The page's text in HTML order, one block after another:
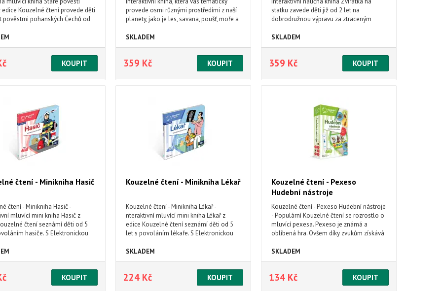
edice Kouzelné čtení provede děti
pověstmi pohanských Čechů od
z pověstí, seznámí se s
poslechnou si poutavé
a zvuky. Samozřejmě nechybí ani
kvízy ve 3 obtížnostech, které
nabyté znalosti. Kniha Staré
provede osmi různými prostředími z naší
planety, jako je les, savana, poušť, moře a
hercem Otakarem Brouskem ml.
Obsahuje přes 900 zvuků a textů.
SKLADEM
359 Kč
statku zavede děti již od 2 let na
dobrodružnou výpravu za ztraceným
spoustou zvířátek a naučí se zábavné
říkánky. Dobrodružnou výpravu k nalezení
kůzlátka budou absolvovat s pejskem
Čendou. Kniha obsahuje přes 1000 zvuků
SKLADEM
359 Kč
čtení - Minikniha Hasič
čtení - Minikniha Hasič -
mluvící mini kniha Hasič z
čtení seznámí děti od 5
hasiče. S Elektronickou
používají techniku a dozví se,
protipovodňová hráz.
Kouzelné čtení - Minikniha Lékař
Kouzelné čtení - Minikniha Lékař -
nteraktivní mluvící mini kniha Lékař z
edice Kouzelné čtení seznámí děti od 5
let s povoláním lékaře. S Elektronickou
dětského lékaře. Dozví se, jak se léčí
alergie, jak funguje rentgen či
SKLADEM
224 Kč
Kouzelné čtení - Pexeso
Hudební nástroje
Kouzelné čtení - Pexeso Hudební nástroje
- Populární Kouzelné čtení se rozrostlo o
mluvící pexesa. Pexeso je známá a
oblíbená hra. Ovšem díky zvukům získává
pexeso Hudební nástroje kombinuje
vizuální a poslechovou paměť dětí. Děti
se tak budou učit rozeznávat zvuky, která
nás obklopují.
SKLADEM
134 Kč